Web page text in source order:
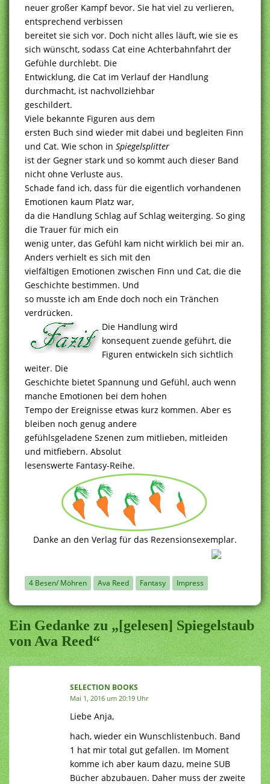
neuer großer Kampf bevor. Sie hat viel zu verlieren,
entsprechend verbissen
bereitet sie sich vor. Doch nicht alles läuft, wie sie es
sich wünscht, sodass Cat eine Achterbahnfahrt der
Gefühle durchlebt. Die
Entwicklung, die Cat im Verlauf der Handlung
durchmacht, ist nachvollziehbar
geschildert.
Viele bekannte Figuren aus dem
ersten Buch sind wieder mit dabei und begleiten Finn
und Cat. Wie schon in Spiegelsplitter
ist der Gegner stark und so kommt auch dieser Band
nicht ohne Verluste aus.
Schade fand ich, dass für die eigentlich vorhandenen
Emotionen kaum Platz war,
da die Handlung Schlag auf Schlag weiterging. So ging
die Trauer für mich ein
wenig unter, das Gefühl kam nicht wirklich bei mir an.
Anders verhielt es sich mit den
vielfältigen Emotionen zwischen Finn und Cat, die die
Geschichte bestimmen. Und
so musste ich am Ende doch noch ein Tränchen
verdrücken.
Die Handlung wird
konsequent zuende geführt, die
Figuren entwickeln sich sichtlich
weiter. Die
Geschichte bietet Spannung und Gefühl, auch wenn
manche Emotionen bei dem hohen
Tempo der Ereignisse etwas kurz kommen. Aber es
bleiben noch genug andere
gefühlsgeladene Szenen zum mitlieben, mitleiden
und mitfiebern. Absolut
lesenswerte Fantasy-Reihe.
Danke an den Verlag für das Rezensionsexemplar.
4 Besen/ Möhren Ava Reed Fantasy Impress
Ein Gedanke zu „[gelesen] Spiegelstaub
von Ava Reed“
SELECTION BOOKS
Mai 1, 2016 um 20:19 Uhr
Liebe Anja,
hach, wieder ein Wunschlistenbuch. Band
1 hat mir total gut gefallen. Im Moment
komme ich aber kaum dazu, meine SUB
Bücher abzubauen. Daher muss der zweite